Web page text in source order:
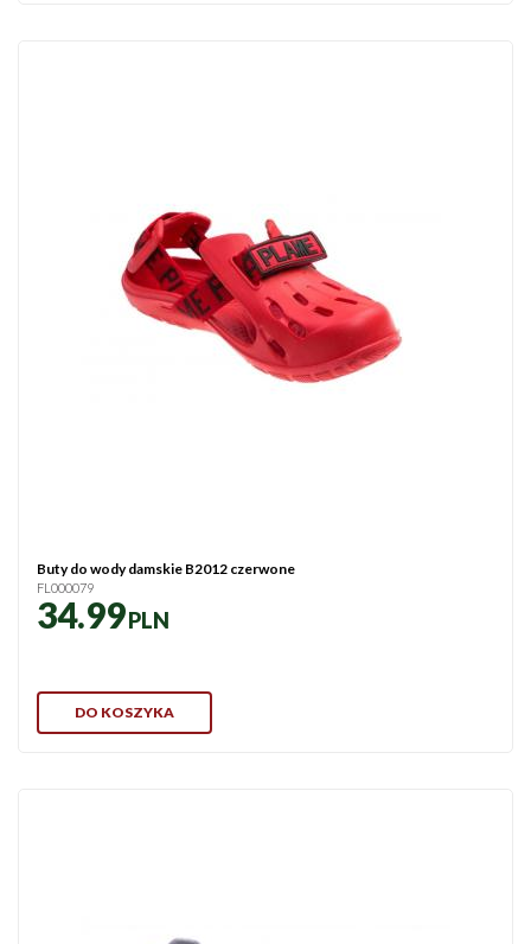
Buty do wody damskie B2012 czerwone
FL000079
34.99PLN
DO KOSZYKA